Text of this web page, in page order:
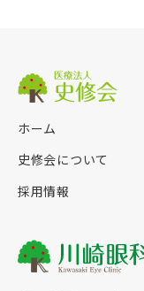
ホーム
史修会について
採用情報